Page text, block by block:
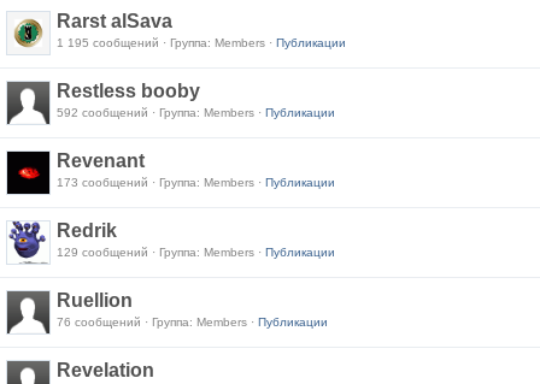
Rarst alSava
1 195 сообщений · Группа: Members · Публикации
Restless booby
592 сообщений · Группа: Members · Публикации
Revenant
173 сообщений · Группа: Members · Публикации
Redrik
129 сообщений · Группа: Members · Публикации
Ruellion
76 сообщений · Группа: Members · Публикации
Revelation